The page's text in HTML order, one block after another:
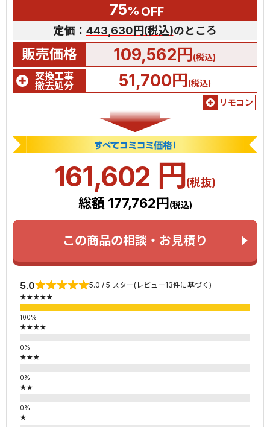
75% OFF
定価： 443,630円(税込)のところ
販売価格 109,562円(税込)
交換工事
撤去処分
51,700円(税込)
リモコン
161,602 円(税抜)
総額 177,762円 (税込)
この商品の相談・お見積り
5.0 5.0 / 5 スター(レビュー13件に基づく)
★★★★★
★★★★
★★★
★★
★